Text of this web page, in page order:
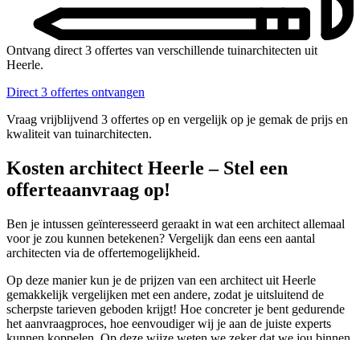
Ontvang direct 3 offertes van verschillende tuinarchitecten uit
Heerle.
Direct 3 offertes ontvangen
Vraag vrijblijvend 3 offertes op en vergelijk op je gemak de prijs en
kwaliteit van tuinarchitecten.
Kosten architect Heerle – Stel een
offerteaanvraag op!
Ben je intussen geïnteresseerd geraakt in wat een architect allemaal
voor je zou kunnen betekenen? Vergelijk dan eens een aantal
architecten via de offertemogelijkheid.
Op deze manier kun je de prijzen van een architect uit Heerle
gemakkelijk vergelijken met een andere, zodat je uitsluitend de
scherpste tarieven geboden krijgt! Hoe concreter je bent gedurende
het aanvraagproces, hoe eenvoudiger wij je aan de juiste experts